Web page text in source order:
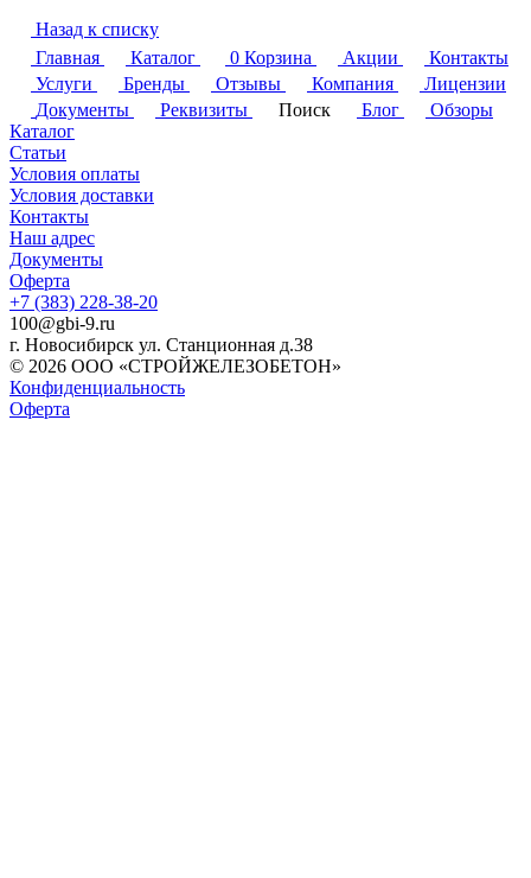
Назад к списку
Главная
Каталог 0 Корзина Акции
Контакты
Услуги
Бренды Отзывы Компания
Лицензии
Документы
Реквизиты Поиск Блог
Обзоры
Каталог
Статьи
Условия оплаты
Условия доставки
Контакты
Наш адрес
Документы
Оферта
+7 (383) 228-38-20
100@gbi-9.ru
г. Новосибирск ул. Станционная д.38
© 2026 ООО «СТРОЙЖЕЛЕЗОБЕТОН»
Конфиденциальность
Оферта